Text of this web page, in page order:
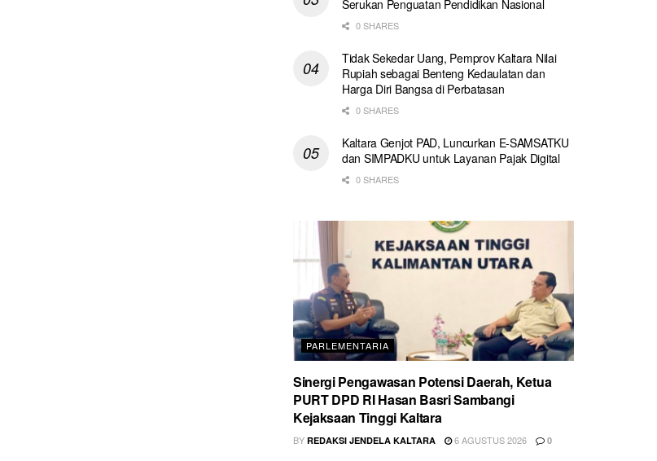
Serukan Penguatan Pendidikan Nasional
0 SHARES
Tidak Sekedar Uang, Pemprov Kaltara Nilai
Rupiah sebagai Benteng Kedaulatan dan
Harga Diri Bangsa di Perbatasan
0 SHARES
Kaltara Genjot PAD, Luncurkan E-SAMSATKU
dan SIMPADKU untuk Layanan Pajak Digital
0 SHARES
PARLEMENTARIA
Sinergi Pengawasan Potensi Daerah, Ketua
PURT DPD RI Hasan Basri Sambangi
Kejaksaan Tinggi Kaltara
BY REDAKSI JENDELA KALTARA 6 AGUSTUS 2026 0